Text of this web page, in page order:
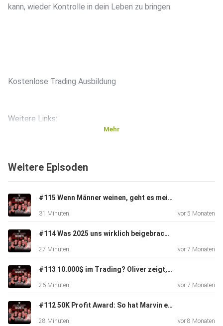
kann, wieder Kontrolle in dein Leben zu bringen.
⁠⁠Kostenlose Trading Ausbildung⁠⁠
Weitere Links:
⁠⁠YouTube Volume-Trader⁠⁠
⁠⁠Instagram⁠⁠
⁠⁠Website
Mehr
Weitere Episoden
#115 Wenn Männer weinen, geht es meist um Technik! (+Special Gast)
31 Minuten vor 5 Monaten
#114 Was 2025 uns wirklich beigebracht hat – und wie du 2026 sauber neu startest
27 Minuten vor 7 Monaten
#113 10.000$ im Trading? Oliver zeigt, wie’s geht!
26 Minuten vor 7 Monaten
#112 50K Profit Award: So hat Marvin es geschafft
28 Minuten vor 8 Monaten